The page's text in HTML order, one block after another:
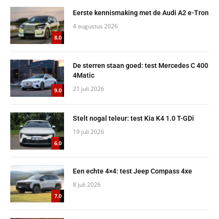
8.0
Eerste kennismaking met de Audi A2 e-Tron
4 augustus 2026
9.0
De sterren staan goed: test Mercedes C 400
4Matic
21 juli 2026
6.0
Stelt nogal teleur: test Kia K4 1.0 T-GDi
19 juli 2026
7.0
Een echte 4×4: test Jeep Compass 4xe
8 juli 2026